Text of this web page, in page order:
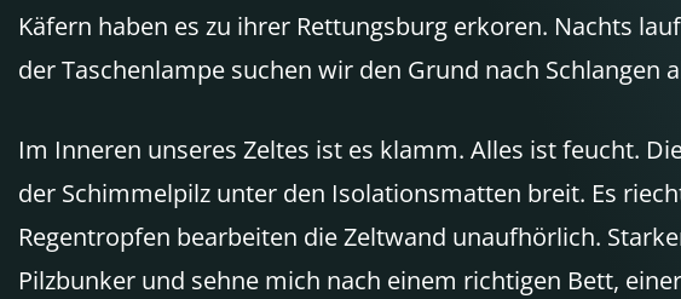
Käfern haben es zu ihrer Rettungsburg erkoren. Nachts
der Taschenlampe suchen wir den Grund nach
Im Inneren unseres Zeltes ist es klamm. Alles ist feucht.
der Schimmelpilz unter den Isolationsmatten breit. Es
Regentropfen bearbeiten die Zeltwand unaufhörlich.
Pilzbunker und sehne mich nach einem richtigen Bett,